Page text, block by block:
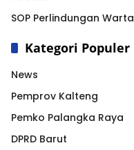
SOP Perlindungan
Kategori Populer
News
Pemprov Kalteng
Pemko Palangka Raya
DPRD Barut